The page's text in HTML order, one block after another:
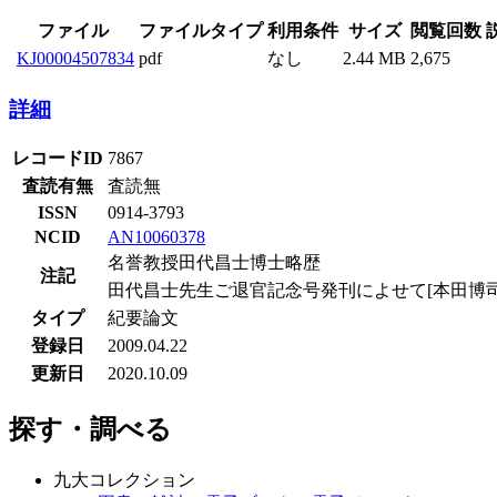
ファイル ファイルタイプ 利用条件 サイズ 閲覧回数
KJ00004507834 pdf なし 2.44 MB 2,675
詳細
レコードID 7867
査読有無
査読無
ISSN
0914-3793
NCID
AN10060378
注記
名誉教授田代昌士博士略歴
田代昌士先生ご退官記念号発刊によせて[本田博
タイプ
紀要論文
登録日
2009.04.22
更新日
2020.10.09
探す・調べる
九大コレクション